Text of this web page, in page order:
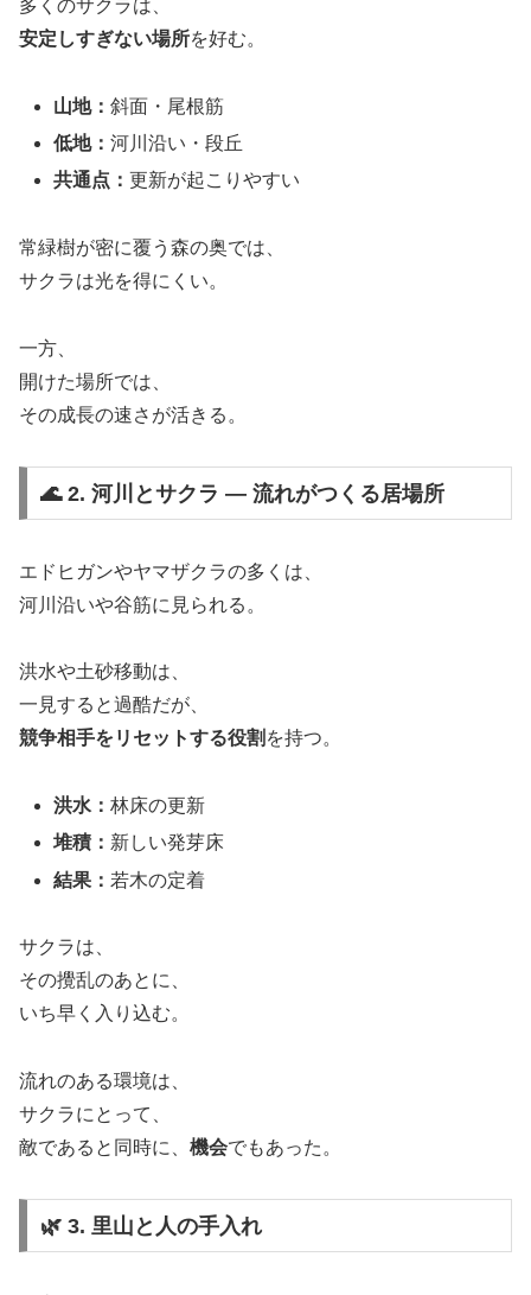
多くのサクラは、
安定しすぎない場所を好む。
山地：斜面・尾根筋
低地：河川沿い・段丘
共通点： 更新が起こりやすい
常緑樹が密に覆う森の奥では、
サクラは光を得にくい。
一方、
開けた場所では、
その成長の速さが活きる。
🌊 2. 河川とサクラ ― 流れがつくる居場所
エドヒガンやヤマザクラの多くは、
河川沿いや谷筋に見られる。
洪水や土砂移動は、
一見すると過酷だが、
競争相手をリセットする役割 を持つ。
洪水：林床の更新
堆積： 新しい発芽床
結果： 若木の定着
サクラは、
その攪乱のあとに、
いち早く入り込む。
流れのある環境は、
サクラにとって、
敵であると同時に、 機会でもあった。
🌿 3. 里山と人の手入れ